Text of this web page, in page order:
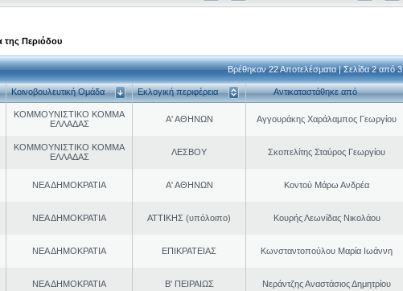
της Περιόδου
Βρέθηκαν 22 Αποτελέσματα | Σελίδα 2 από 3
Κοινοβουλευτική Ομάδα Εκλογική περιφέρεια Αντικαταστάθηκε από
ΚΟΜΜΟΥΝΙΣΤΙΚΟ ΚΟΜΜΑ
ΕΛΛΑΔΑΣ
Α' ΑΘΗΝΩΝ Αγγουράκης Χαράλαμπος Γεωργίου
ΚΟΜΜΟΥΝΙΣΤΙΚΟ ΚΟΜΜΑ
ΕΛΛΑΔΑΣ
ΛΕΣΒΟΥ Σκοπελίτης Σταύρος Γεωργίου
ΝΕΑ ΔΗΜΟΚΡΑΤΙΑ Α' ΑΘΗΝΩΝ Κοντού Μάρω Ανδρέα
ΝΕΑ ΔΗΜΟΚΡΑΤΙΑ ΑΤΤΙΚΗΣ (υπόλοιπο) Κουρής Λεωνίδας Νικολάου
ΝΕΑ ΔΗΜΟΚΡΑΤΙΑ ΕΠΙΚΡΑΤΕΙΑΣ Κωνσταντοπούλου Μαρία Ιωάννη
ΝΕΑ ΔΗΜΟΚΡΑΤΙΑ Β' ΠΕΙΡΑΙΩΣ Νεράντζης Αναστάσιος Δημητρίου